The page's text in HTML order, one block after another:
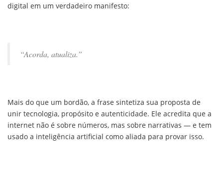
digital em um verdadeiro manifesto:
“Acorda, atualiza.”
Mais do que um bordão, a frase sintetiza sua proposta de
unir tecnologia, propósito e autenticidade. Ele acredita que a
internet não é sobre números, mas sobre narrativas — e tem
usado a inteligência artificial como aliada para provar isso.